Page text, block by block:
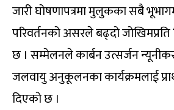
जारी घोषणापत्रमा मुलुकका सबै
परिवर्तनको असरले बढ्दो जोखिमप्रति
छ । सम्मेलनले कार्बन उत्सर्जन
जलवायु अनुकूलनका कार्यक्रमलाई
दिएको छ ।